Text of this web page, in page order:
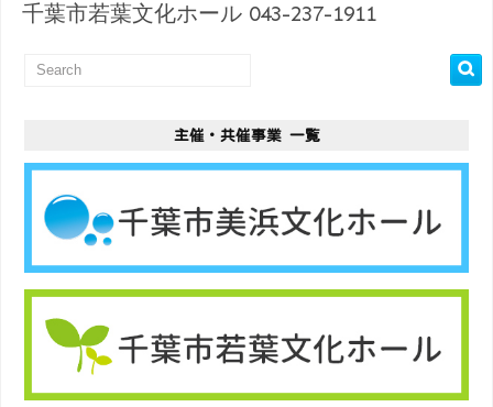
千葉市若葉文化ホール 043-237-1911
主催・共催事業 一覧